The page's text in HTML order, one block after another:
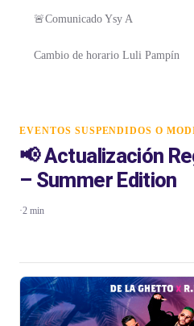
🚨Comunicado Ysy A
Cambio de horario Luli Pampín
EVENTOS SUSPENDIDOS O
📢 Actualización
– Summer Edition
·2 min